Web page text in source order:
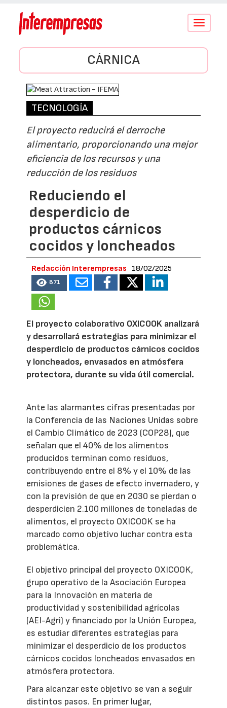
Conmutar
CÁRNICA
TECNOLOGÍA
El proyecto reducirá el derroche
alimentario, proporcionando una mejor
eficiencia de los recursos y una
reducción de los residuos
Reduciendo el
desperdicio de
productos cárnicos
cocidos y loncheados
Redacción Interempresas 18/02/2025
871
El proyecto colaborativo OXICOOK analizará
y desarrollará estrategias para minimizar el
desperdicio de productos cárnicos cocidos
y loncheados, envasados en atmósfera
protectora, durante su vida útil comercial.
Ante las alarmantes cifras presentadas por
la Conferencia de las Naciones Unidas sobre
el Cambio Climático de 2023 (COP28), que
señalan que el 40% de los alimentos
producidos terminan como residuos,
contribuyendo entre el 8% y el 10% de las
emisiones de gases de efecto invernadero, y
con la previsión de que en 2030 se pierdan o
desperdicien 2.100 millones de toneladas de
alimentos, el proyecto OXICOOK se ha
marcado como objetivo luchar contra esta
problemática.
El objetivo principal del proyecto OXICOOK,
grupo operativo de la Asociación Europea
para la Innovación en materia de
productividad y sostenibilidad agrícolas
(AEI-Agri) y financiado por la Unión Europea,
es estudiar diferentes estrategias para
minimizar el desperdicio de los productos
cárnicos cocidos loncheados envasados en
atmósfera protectora.
Para alcanzar este objetivo se van a seguir
distintos pasos. En primer lugar,